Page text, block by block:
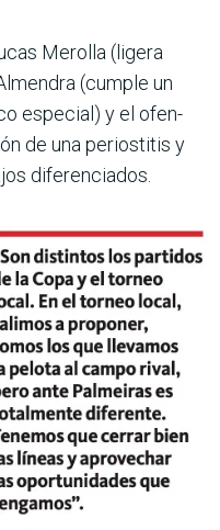
Merolla (ligera
(cumple un
especial) y el ofen­
de una periostitis y
diferenciados.